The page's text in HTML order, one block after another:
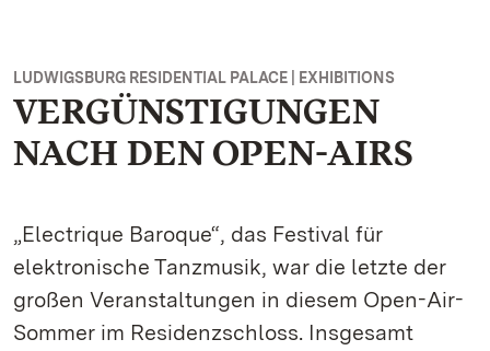
LUDWIGSBURG RESIDENTIAL PALACE | EXHIBITIONS
VERGÜNSTIGUNGEN
NACH DEN OPEN-AIRS
„Electrique Baroque“, das Festival für
elektronische Tanzmusik, war die letzte der
großen Veranstaltungen in diesem Open-Air-
Sommer im Residenzschloss. Insgesamt